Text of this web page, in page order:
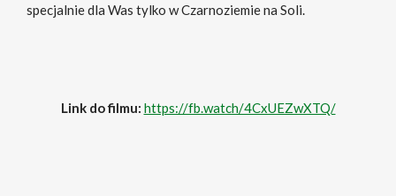
specjalnie dla Was tylko w Czarnoziemie na Soli.
Link do filmu: https://fb.watch/4CxUEZwXTQ/